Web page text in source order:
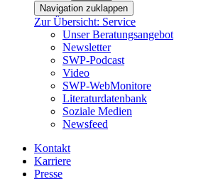
Navigation zuklappen
Zur Übersicht: Service
Unser Beratungsangebot
Newsletter
SWP-Podcast
Video
SWP-WebMonitore
Literaturdatenbank
Soziale Medien
Newsfeed
Kontakt
Karriere
Presse